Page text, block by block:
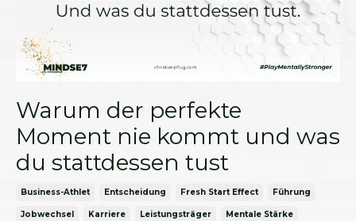
Warum der perfekte
Moment nie kommt und was
du stattdessen tust
Business-Athlet Entscheidung Fresh Start Effect Führung
Jobwechsel Karriere Leistungsträger Mentale Stärke